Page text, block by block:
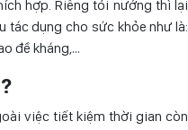
hợp. Riêng tỏi nướng thì lại
tác dụng cho sức khỏe như là:
đề kháng,…
việc tiết kiệm thời gian còn